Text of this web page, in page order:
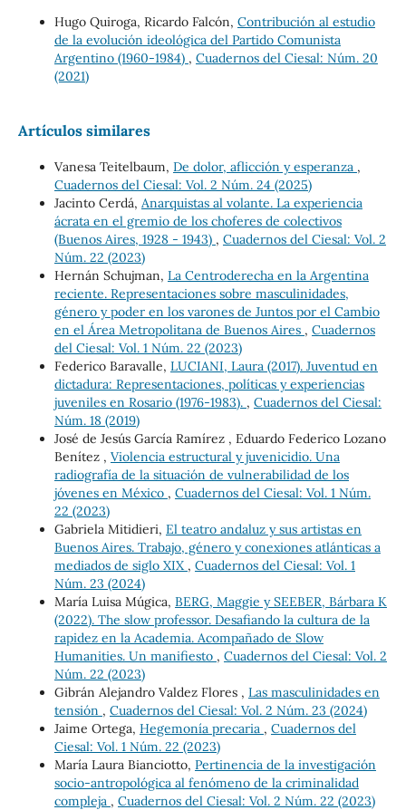
Hugo Quiroga, Ricardo Falcón, Contribución al estudio
de la evolución ideológica del Partido Comunista
Argentino (1960-1984) , Cuadernos del Ciesal: Núm. 20
(2021)
Artículos similares
Vanesa Teitelbaum, De dolor, aflicción y esperanza ,
Cuadernos del Ciesal: Vol. 2 Núm. 24 (2025)
Jacinto Cerdá, Anarquistas al volante. La experiencia
ácrata en el gremio de los choferes de colectivos
(Buenos Aires, 1928 - 1943) , Cuadernos del Ciesal: Vol. 2
Núm. 22 (2023)
Hernán Schujman, La Centroderecha en la Argentina
reciente. Representaciones sobre masculinidades,
género y poder en los varones de Juntos por el Cambio
en el Área Metropolitana de Buenos Aires , Cuadernos
del Ciesal: Vol. 1 Núm. 22 (2023)
Federico Baravalle, LUCIANI, Laura (2017). Juventud en
dictadura: Representaciones, políticas y experiencias
juveniles en Rosario (1976-1983). , Cuadernos del Ciesal:
Núm. 18 (2019)
José de Jesús García Ramírez , Eduardo Federico Lozano
Benítez , Violencia estructural y juvenicidio. Una
radiografía de la situación de vulnerabilidad de los
jóvenes en México , Cuadernos del Ciesal: Vol. 1 Núm.
22 (2023)
Gabriela Mitidieri, El teatro andaluz y sus artistas en
Buenos Aires. Trabajo, género y conexiones atlánticas a
mediados de siglo XIX , Cuadernos del Ciesal: Vol. 1
Núm. 23 (2024)
María Luisa Múgica, BERG, Maggie y SEEBER, Bárbara K
(2022). The slow professor. Desafiando la cultura de la
rapidez en la Academia. Acompañado de Slow
Humanities. Un manifiesto , Cuadernos del Ciesal: Vol. 2
Núm. 22 (2023)
Gibrán Alejandro Valdez Flores , Las masculinidades en
tensión , Cuadernos del Ciesal: Vol. 2 Núm. 23 (2024)
Jaime Ortega, Hegemonía precaria , Cuadernos del
Ciesal: Vol. 1 Núm. 22 (2023)
María Laura Bianciotto, Pertinencia de la investigación
socio-antropológica al fenómeno de la criminalidad
compleja , Cuadernos del Ciesal: Vol. 2 Núm. 22 (2023)